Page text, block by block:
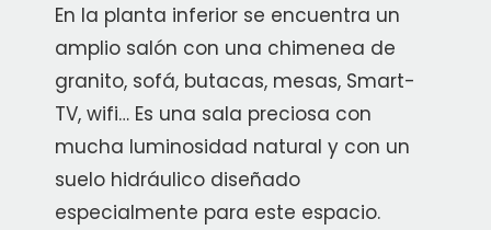
En la planta inferior se encuentra un
amplio salón con una chimenea de
granito, sofá, butacas, mesas, Smart-
TV, wifi… Es una sala preciosa con
mucha luminosidad natural y con un
suelo hidráulico diseñado
especialmente para este espacio.